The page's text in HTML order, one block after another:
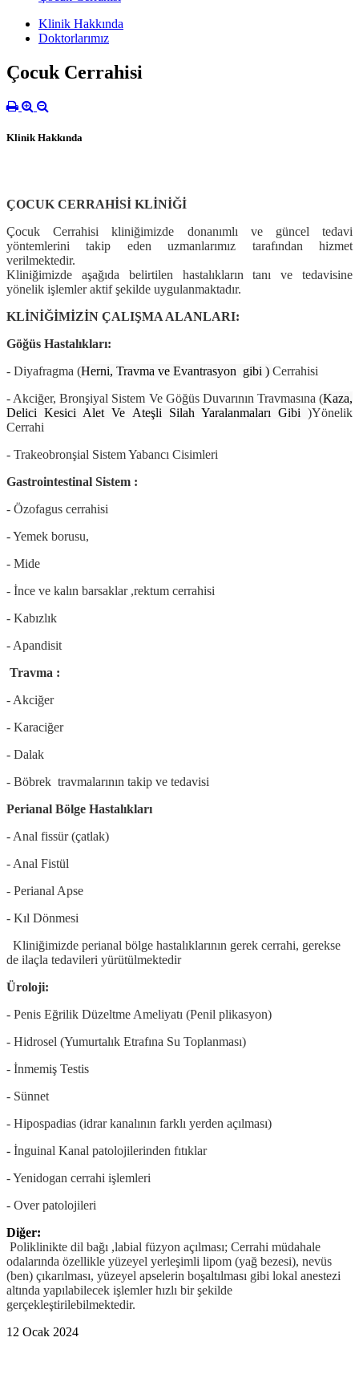
Klinik Hakkında
Doktorlarımız
Çocuk Cerrahisi
Klinik Hakkında
ÇOCUK CERRAHİSİ KLİNİĞİ
Çocuk Cerrahisi kliniğimizde donanımlı ve güncel tedavi
yöntemlerini takip eden uzmanlarımız tarafından hizmet
verilmektedir.
Kliniğimizde aşağıda belirtilen hastalıkların tanı ve tedavisine
yönelik işlemler aktif şekilde uygulanmaktadır.
KLİNİĞİMİZİN ÇALIŞMA ALANLARI:
Göğüs Hastalıkları:
- Diyafragma (Herni, Travma ve Evantrasyon gibi ) Cerrahisi
- Akciğer, Bronşiyal Sistem Ve Göğüs Duvarının Travmasına (Kaza,
Delici Kesici Alet Ve Ateşli Silah Yaralanmaları Gibi )Yönelik
Cerrahi
- Trakeobronşial Sistem Yabancı Cisimleri
Gastrointestinal Sistem :
- Özofagus cerrahisi
- Yemek borusu,
- Mide
- İnce ve kalın barsaklar ,rektum cerrahisi
- Kabızlık
- Apandisit
Travma :
- Akciğer
- Karaciğer
- Dalak
- Böbrek travmalarının takip ve tedavisi
Perianal Bölge Hastalıkları
- Anal fissür (çatlak)
- Anal Fistül
- Perianal Apse
- Kıl Dönmesi
Kliniğimizde perianal bölge hastalıklarının gerek cerrahi, gerekse
de ilaçla tedavileri yürütülmektedir
Üroloji:
- Penis Eğrilik Düzeltme Ameliyatı (Penil plikasyon)
- Hidrosel (Yumurtalık Etrafına Su Toplanması)
- İnmemiş Testis
- Sünnet
- Hipospadias (idrar kanalının farklı yerden açılması)
- İnguinal Kanal patolojilerinden fıtıklar
- Yenidogan cerrahi işlemleri
- Over patolojileri
Diğer:
Poliklinikte dil bağı ,labial füzyon açılması; Cerrahi müdahale
odalarında özellikle yüzeyel yerleşimli lipom (yağ bezesi), nevüs
(ben) çıkarılması, yüzeyel apselerin boşaltılması gibi lokal anestezi
altında yapılabilecek işlemler hızlı bir şekilde
gerçekleştirilebilmektedir.
12 Ocak 2024